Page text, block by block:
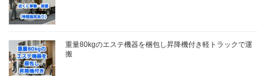
重量80kgのエステ機器を梱包し昇降機付き軽トラックで運
搬